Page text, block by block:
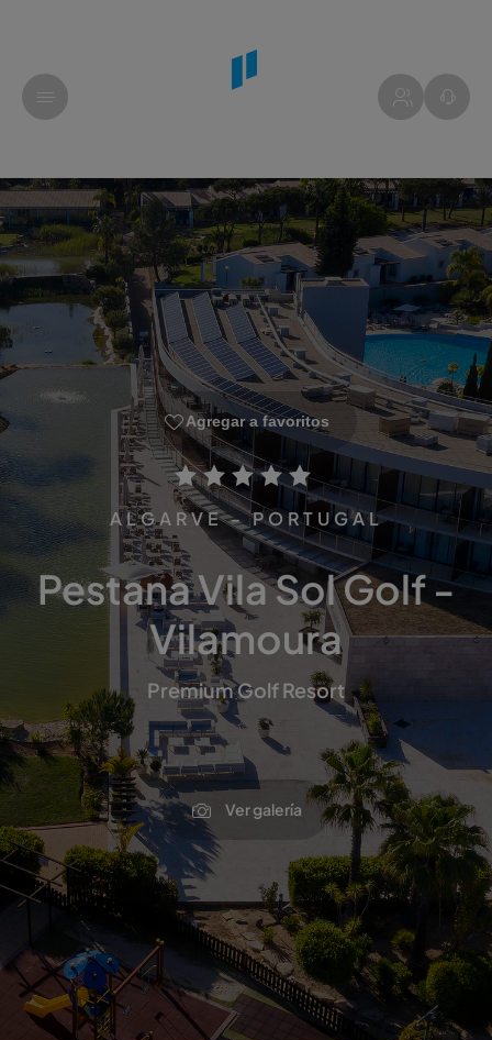
Agregar a favoritos
ALGARVE - PORTUGAL
Pestana Vila Sol Golf -
Vilamoura
Premium Golf Resort
Ver galería